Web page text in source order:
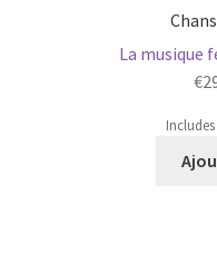
La musique
€